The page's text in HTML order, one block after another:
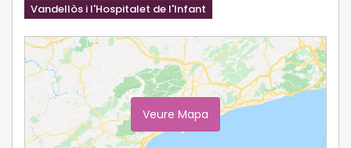
Vandellòs i l'Hospitalet de l'Infant
Veure Mapa